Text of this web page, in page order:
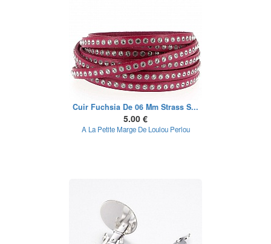
Cuir Fuchsia De 06 Mm Strass S...
5.00 €
A La Petite Marge De Loulou Perlou